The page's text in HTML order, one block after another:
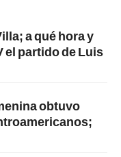
a qué hora y
el partido de Luis
obtuvo